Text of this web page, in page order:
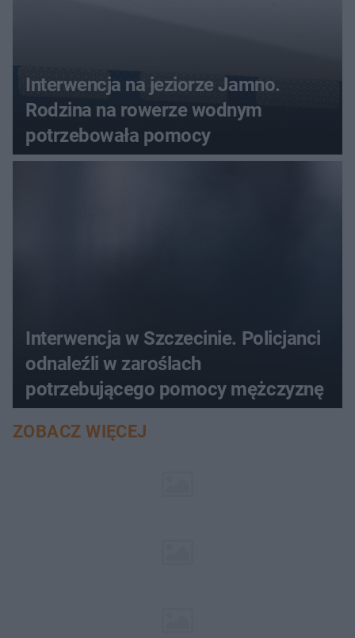
Interwencja na jeziorze Jamno.
Rodzina na rowerze wodnym
potrzebowała pomocy
Interwencja w Szczecinie. Policjanci
odnaleźli w zaroślach
potrzebującego pomocy mężczyznę
ZOBACZ WIĘCEJ